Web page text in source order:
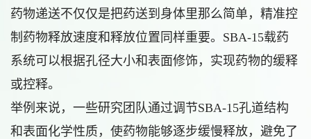
药物递送不仅仅是把药送到身体里那么简单，精准控
制药物释放速度和释放位置同样重要。SBA-15载药
系统可以根据孔径大小和表面修饰，实现药物的缓释
或控释。
举例来说，一些研究团队通过调节SBA-15孔道结构
和表面化学性质，使药物能够逐步缓慢释放，避免了